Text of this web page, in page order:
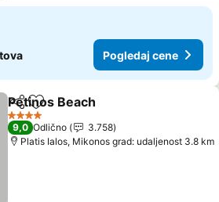
Pogledaj cene
Deli Dodati u favorite
Petinos Beach
4 Zvezdice
9,0 Odlično
3.758
Platis Ialos, Mikonos grad: udaljenost 3.8 km